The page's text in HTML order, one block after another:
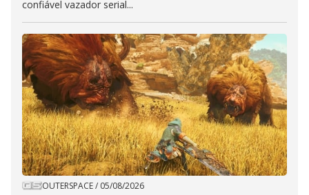
confiável vazador serial...
OUTERSPACE/ 05/08/2026